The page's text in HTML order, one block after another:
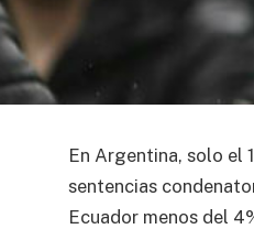
En Argentina, solo el
sentencias
Ecuador menos del